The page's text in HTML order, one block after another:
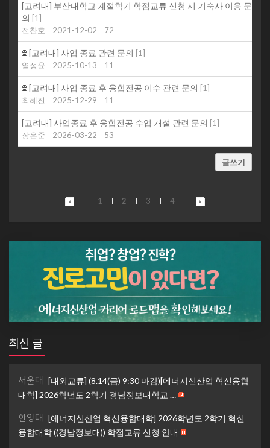
[고려대] 부산대학교 계절학기 학점교류 신청 시 기숙사 이용 문
의 [1]
전찬호
2021-12-02 72
[고려대] 사업 종료 관련 문의 [1]
염정윤
2025-10-13 11
[고려대] 사업 종료 후 융합전공 이수 관련 문의 [1]
최혜진
2025-12-29 11
[고려대] 사업종료 후 융합전공 수업 개설 관련 문의 [1]
장은준
2026-03-22 53
글쓰기
1 2 3 4
최신 글
서울대 [대외교류] (8.14(금) 9:30 마감)[에너지신산업 혁신융합
대학] 2026학년도 2학기 경남정보대학교 …
한양대 [에너지신산업 혁신융합대학] 2026학년도 2학기 혁신
융합대학 ((경남정보대)) 학점교류 신청 안내